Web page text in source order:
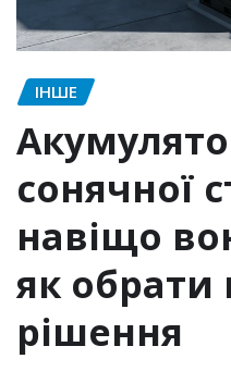
ІНШЕ
сонячної
навіщо
як обрати
рішення